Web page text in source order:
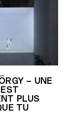
– UNE
PLUS
TU